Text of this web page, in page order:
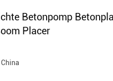
Betonpomp
Placer